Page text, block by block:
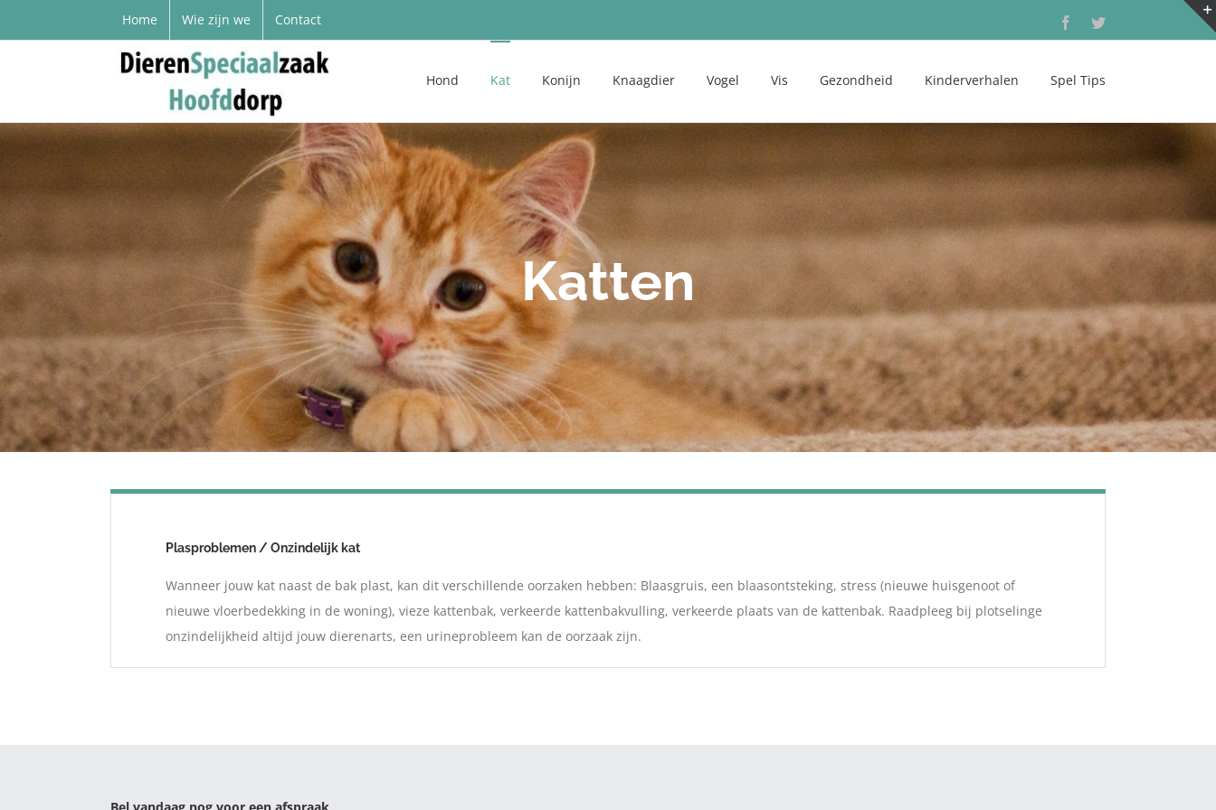
Home Wie zijn we Contact FacebookTwitter
Hond Kat Konijn Knaagdier Vogel Vis Gezondheid Kinderverhalen Spel Tips
Katten
Plasproblemen / Onzindelijk kat
Wanneer jouw kat naast de bak plast, kan dit verschillende oorzaken hebben: Blaasgruis, een blaasontsteking, stress (nieuwe huisgenoot of
nieuwe vloerbedekking in de woning), vieze kattenbak, verkeerde kattenbakvulling, verkeerde plaats van de kattenbak. Raadpleeg bij plotselinge
onzindelijkheid altijd jouw dierenarts, een urineprobleem kan de oorzaak zijn.